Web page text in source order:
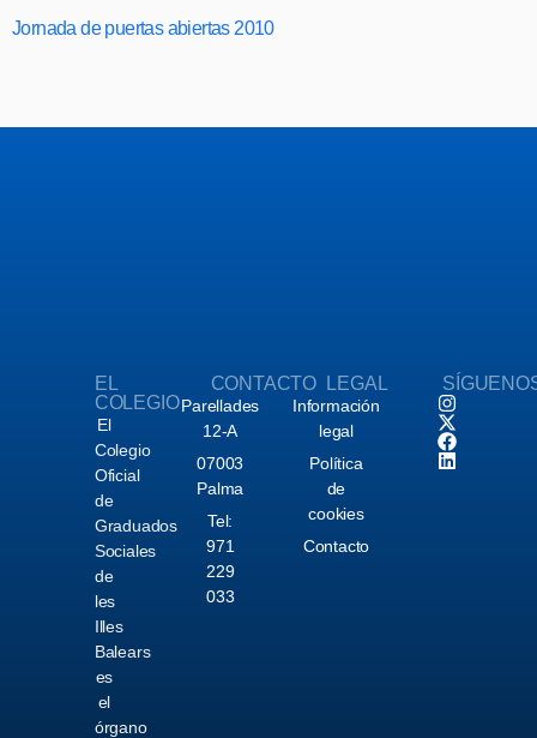
Jornada de puertas abiertas 2010
EL
COLEGIO
El
Colegio
Oficial
de
Graduados
Sociales
de
les
Illes
Balears
es
el
órgano
CONTACTO
Parellades
12-A
07003
Palma
Tel:
971
229
033
LEGAL
Información
legal
Política
de
cookies
Contacto